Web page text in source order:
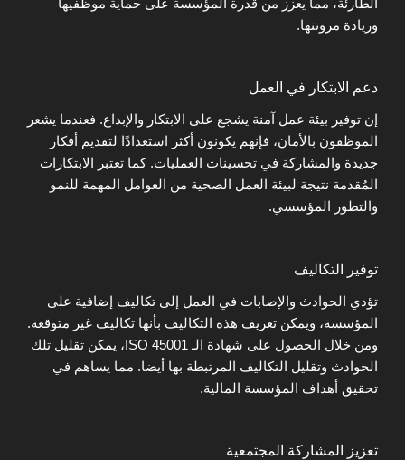
وزيادة مرونتها.
دعم الابتكار في العمل
إن توفير بيئة عمل آمنة يشجع على الابتكار والإبداع. فعندما يشعر
الموظفون بالأمان، فإنهم يكونون أكثر استعدادًا لتقديم أفكار
جديدة والمشاركة في تحسينات العمليات. كما تعتبر الابتكارات
المُقدمة نتيجة لبيئة العمل الصحية من العوامل المهمة للنمو
والتطور المؤسسي.
توفير التكاليف
تؤدي الحوادث والإصابات في العمل إلى تكاليف إضافية على
المؤسسة، ويمكن تعريف هذه التكاليف بأنها تكاليف غير متوقعة.
ومن خلال الحصول على شهادة الـ ISO 45001، يمكن تقليل تلك
الحوادث وتقليل التكاليف المرتبطة بها أيضا. مما يساهم في
تحقيق أهداف المؤسسة المالية.
تعزيز المشاركة المجتمعية